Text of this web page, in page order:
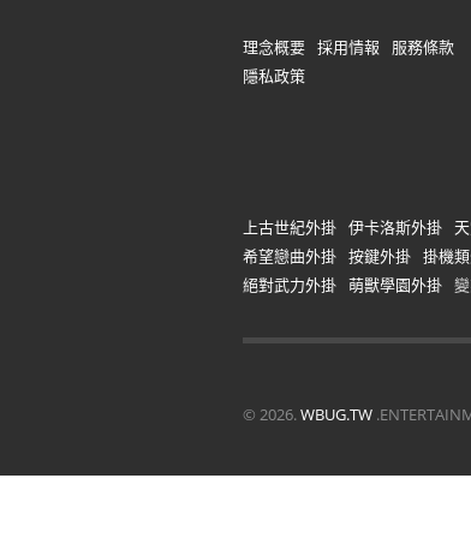
理念概要 採用情報
服務條款
隱私政策
上古世紀外掛 伊卡洛斯外掛
希望戀曲外掛 按鍵外掛 掛機
絕對武力外掛 萌獸學園外掛
© 2026. WBUG.TW